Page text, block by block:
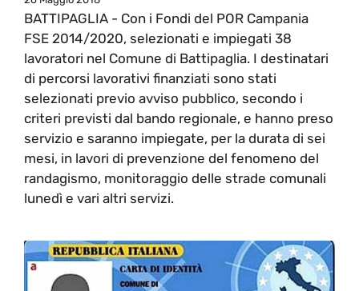
BATTIPAGLIA - Con i Fondi del POR Campania
FSE 2014/2020, selezionati e impiegati 38
lavoratori nel Comune di Battipaglia. I destinatari
di percorsi lavorativi finanziati sono stati
selezionati previo avviso pubblico, secondo i
criteri previsti dal bando regionale, e hanno preso
servizio e saranno impiegate, per la durata di sei
mesi, in lavori di prevenzione del fenomeno del
randagismo, monitoraggio delle strade comunali
lunedì e vari altri servizi.